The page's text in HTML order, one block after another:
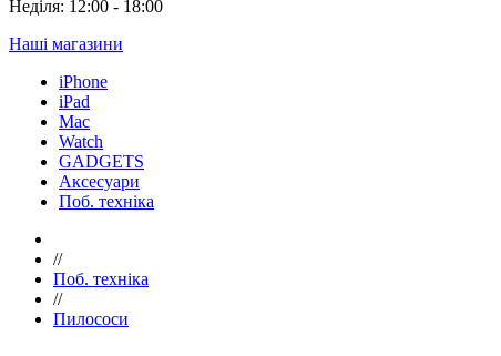
Неділя: 12:00 - 18:00
Наші магазини
iPhone
iPad
Mac
Watch
GADGETS
Аксесуари
Поб. техніка
//
Поб. техніка
//
Пилососи